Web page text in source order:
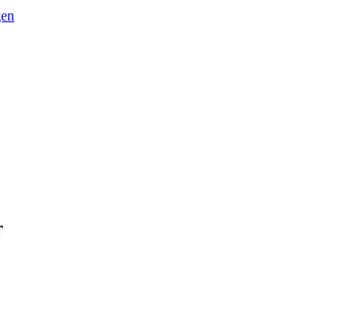
Blumau